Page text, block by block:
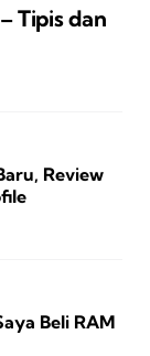
Tipis dan
Review
Beli RAM